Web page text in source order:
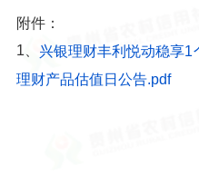
附件：
1、 兴银理财丰利悦动稳享
理财产品估值日公告.pdf